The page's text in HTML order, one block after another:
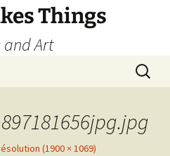
Things
and Art
(1900 × 1069)